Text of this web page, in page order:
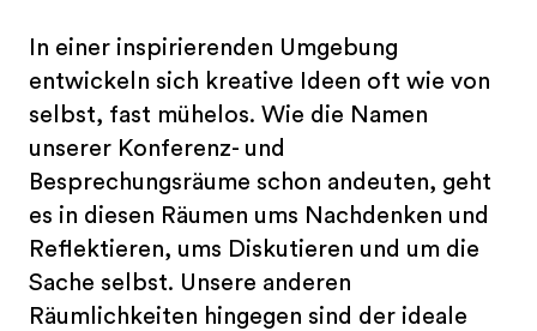
In einer inspirierenden Umgebung
entwickeln sich kreative Ideen oft wie von
selbst, fast mühelos. Wie die Namen
unserer Konferenz- und
Besprechungsräume schon andeuten, geht
es in diesen Räumen ums Nachdenken und
Reflektieren, ums Diskutieren und um die
Sache selbst. Unsere anderen
Räumlichkeiten hingegen sind der ideale